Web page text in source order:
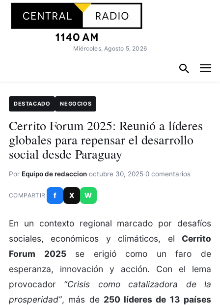
Miércoles, Agosto 5, 2026
DESTACADO NEGOCIOS
Cerrito Forum 2025: Reunió a líderes
globales para repensar el desarrollo
social desde Paraguay
Por Equipo de redaccion·octubre 30, 2025·0 comentarios
COMPARTIR f X W
En un contexto regional marcado por desafíos
sociales, económicos y climáticos, el Cerrito
Forum 2025se erigió como un faro de
esperanza, innovación y acción. Con el lema
provocador “Crisis como catalizadora de la
prosperidad”, más de 250 líderes de 13 países